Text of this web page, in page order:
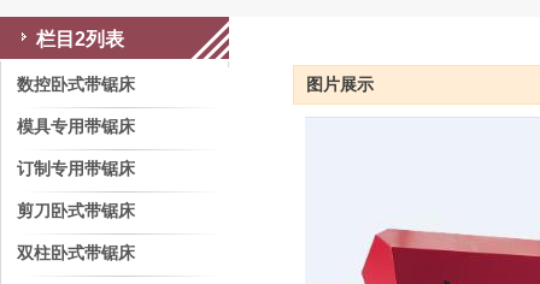
模具专用带锯床
栏目2列表
数控卧式带锯床
模具专用带锯床
订制专用带锯床
剪刀卧式带锯床
双柱卧式带锯床
图片展示